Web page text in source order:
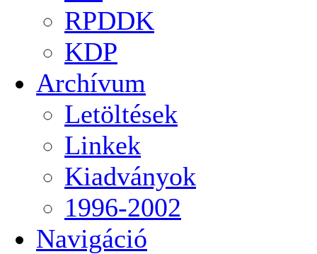
RPDDK
KDP
Archívum
Letöltések
Linkek
Kiadványok
1996-2002
Navigáció